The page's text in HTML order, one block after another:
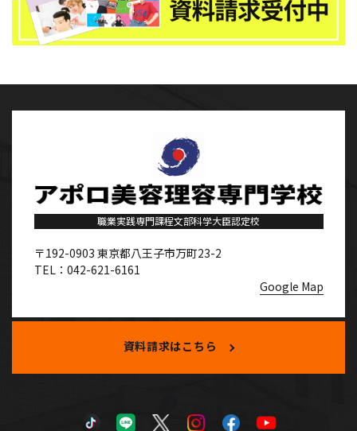
職業実践専門課程文部科学大臣認定校
〒192-0903 東京都八王子市万町23-2
TEL：042-621-6161
Google Map
資料請求はこちら
TikTok LINE InstagramFacebook